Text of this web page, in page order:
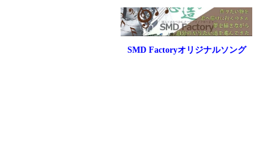
SMD Factoryオリジナルソング